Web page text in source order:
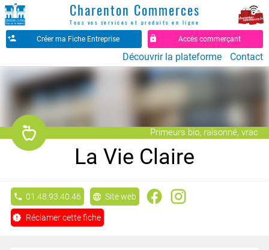
Charenton Commerces
Tous vos services et produits en ligne
Créer ma Fiche Entreprise Accès commerçant
Découvrir la plateforme Contact
󰲄 Primeurs bio, raisonné, vrac
La Vie Claire
01.48.93.40.46 Site web
Réclamer cette fiche